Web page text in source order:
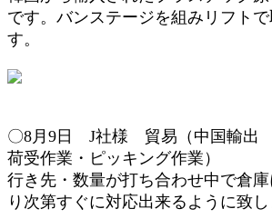
です。バンステージを組みリフト
す。
〇8月9日 J社様 貿易（中国輸
荷受作業・ ピッキング作業 ）
行き先・数量が打ち合わせ中で倉
り次第すぐに対応出来るように致し